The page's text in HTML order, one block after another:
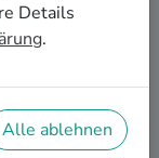
in
Bands für
genau zu
Details
.
Alle ablehnen